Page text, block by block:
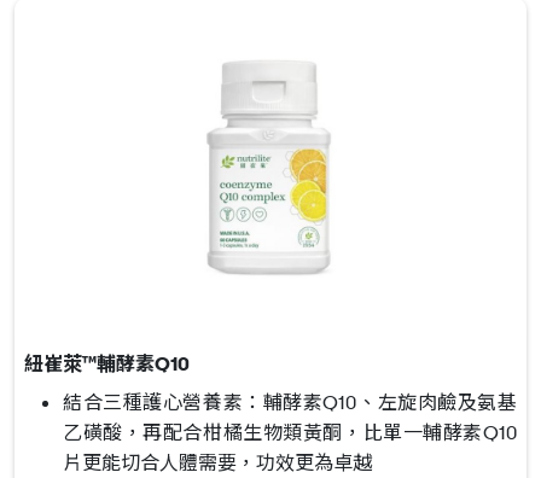
紐崔萊™輔酵素Q10
結合三種護心營養素：輔酵素Q10、左旋肉鹼及氨基
乙磺酸，再配合柑橘生物類黃酮，比單一輔酵素Q10
片更能切合人體需要，功效更為卓越